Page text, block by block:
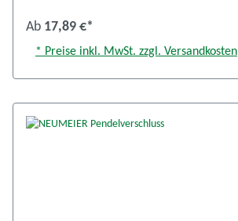
Ab 17,89 €*
* Preise inkl. MwSt. zzgl. Versandkosten